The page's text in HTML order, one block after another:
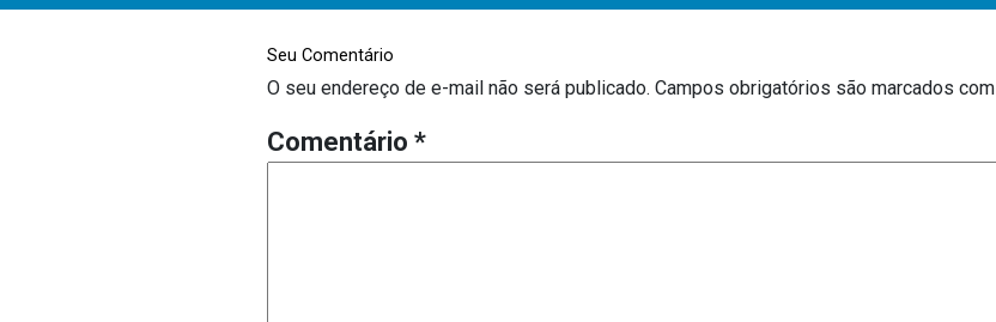
Seu Comentário
O seu endereço de e-mail não será publicado. Campos obrigatórios são marcados com
Comentário *